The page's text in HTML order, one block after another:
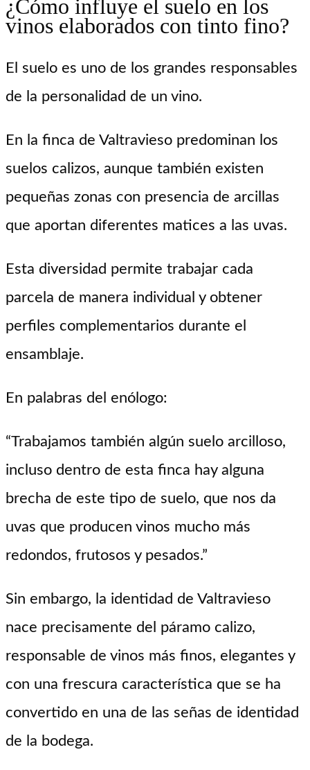
¿Cómo influye el suelo en los
vinos elaborados con tinto fino?
El suelo es uno de los grandes responsables
de la personalidad de un vino.
En la finca de Valtravieso predominan los
suelos calizos, aunque también existen
pequeñas zonas con presencia de arcillas
que aportan diferentes matices a las uvas.
Esta diversidad permite trabajar cada
parcela de manera individual y obtener
perfiles complementarios durante el
ensamblaje.
En palabras del enólogo:
“Trabajamos también algún suelo arcilloso,
incluso dentro de esta finca hay alguna
brecha de este tipo de suelo, que nos da
uvas que producen vinos mucho más
redondos, frutosos y pesados.”
Sin embargo, la identidad de Valtravieso
nace precisamente del páramo calizo,
responsable de vinos más finos, elegantes y
con una frescura característica que se ha
convertido en una de las señas de identidad
de la bodega.